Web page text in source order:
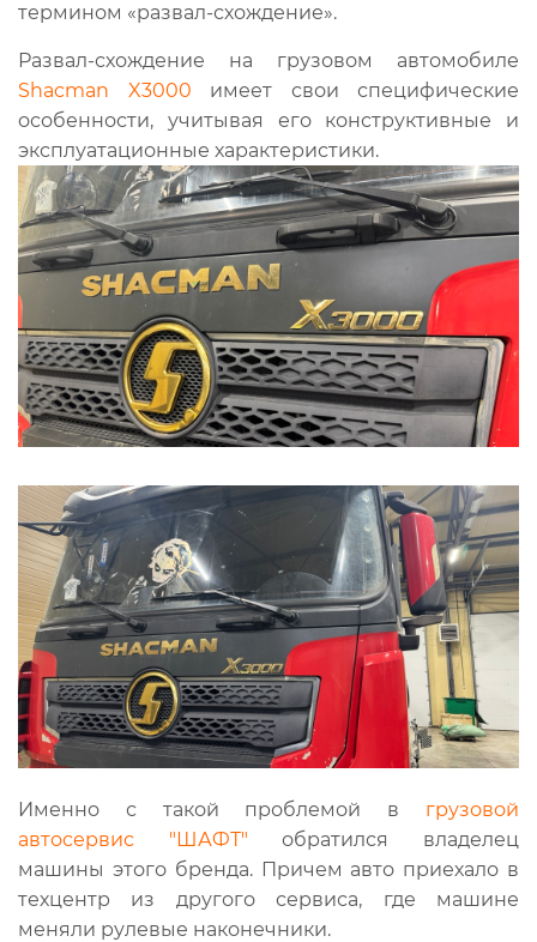
термином «развал-схождение».
Развал-схождение на грузовом автомобиле
Shacman X3000 имеет свои специфические
особенности, учитывая его конструктивные и
эксплуатационные характеристики.
Именно с такой проблемой в грузовой
автосервис "ШАФТ" обратился владелец
машины этого бренда. Причем авто приехало в
техцентр из другого сервиса, где машине
меняли рулевые наконечники.